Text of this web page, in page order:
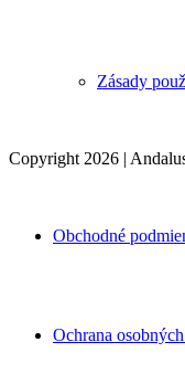
Zásady
Copyright 2026 |
Obchodné
Ochrana